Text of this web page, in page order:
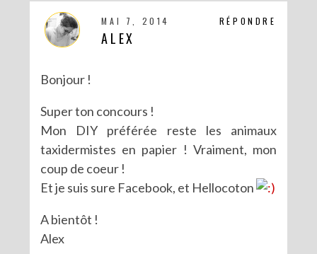
RÉPONDRE
MAI 7, 2014
ALEX
Bonjour !
Super ton concours !
Mon DIY préférée reste les animaux
taxidermistes en papier ! Vraiment, mon
coup de coeur !
Et je suis sure Facebook, et Hellocoton
A bientôt !
Alex